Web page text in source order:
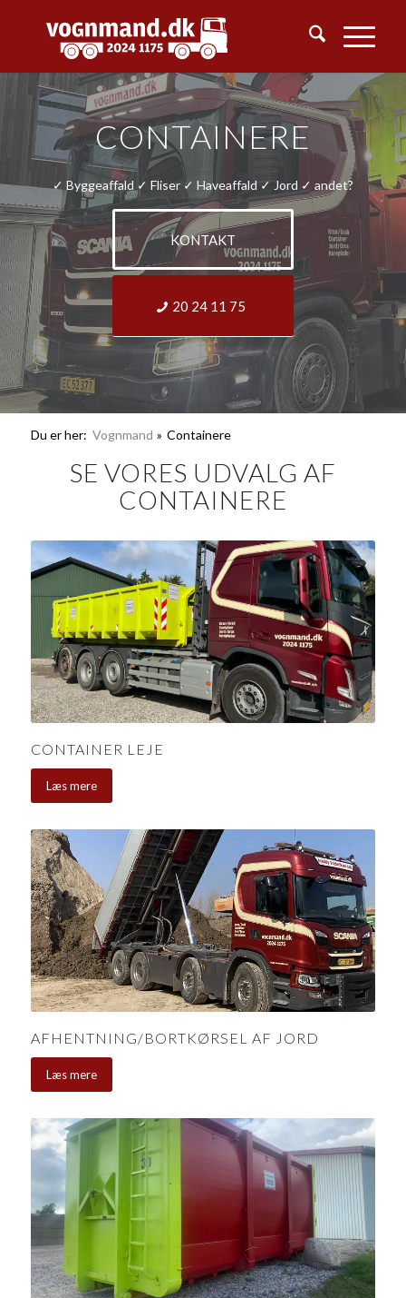
Du er her: Vognmand » Containere
CONTAINERE
✓ Byggeaffald ✓ Fliser ✓ Haveaffald ✓ Jord ✓ andet?
KONTAKT
20 24 11 75
SE VORES UDVALG AF
CONTAINERE
CONTAINER LEJE
Læs mere
AFHENTNING/BORTKØRSEL AF JORD
Læs mere